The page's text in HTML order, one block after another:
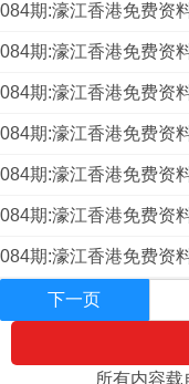
084期:濠江香港免费资
084期:濠江香港免费资
084期:濠江香港免费资
084期:濠江香港免费资
084期:濠江香港免费资
084期:濠江香港免费资
084期:濠江香港免费资
下一页
所有内容